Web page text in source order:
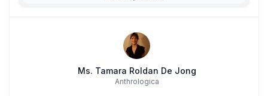
Ms. Tamara Roldan De Jong
Anthrologica